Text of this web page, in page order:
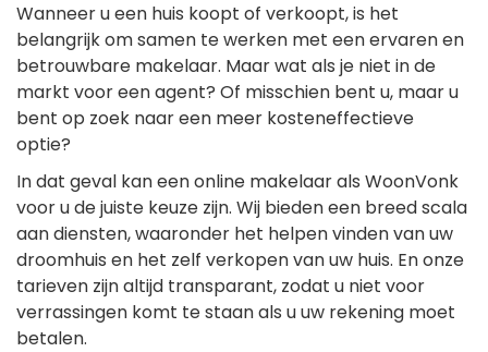
Wanneer u een huis koopt of verkoopt, is het
belangrijk om samen te werken met een ervaren en
betrouwbare makelaar. Maar wat als je niet in de
markt voor een agent? Of misschien bent u, maar u
bent op zoek naar een meer kosteneffectieve
optie?
In dat geval kan een online makelaar als WoonVonk
voor u de juiste keuze zijn. Wij bieden een breed scala
aan diensten, waaronder het helpen vinden van uw
droomhuis en het zelf verkopen van uw huis. En onze
tarieven zijn altijd transparant, zodat u niet voor
verrassingen komt te staan als u uw rekening moet
betalen.